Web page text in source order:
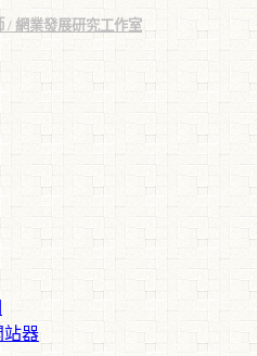
/ 網業發展研究工作室
站器